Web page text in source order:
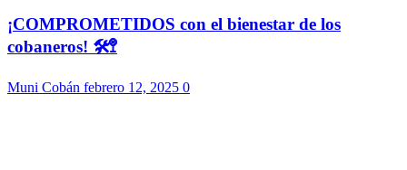
¡COMPROMETIDOS con el bienestar de los
cobaneros! 🛠️🚏
Muni Cobán febrero 12, 2025 0